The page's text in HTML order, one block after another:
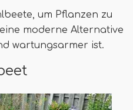
um Pflanzen zu
moderne Alternative
wartungsarmer ist.